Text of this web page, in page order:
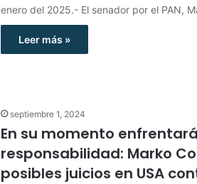
enero del 2025.- El senador por el PAN,
Leer más »
septiembre 1, 2024
En su momento
responsabilidad: Marko
posibles juicios en USA